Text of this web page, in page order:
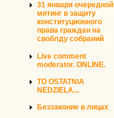
31 января очередной
митинг в защиту
конституционного
права граждан на
своблду собраний
Live comment
moderator. ONLINE.
TO OSTATNIA
NEDZIELA...
Беззаконие в лицах